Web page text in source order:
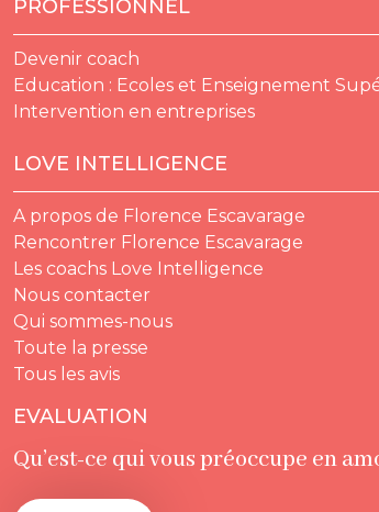
PROFESSIONNEL
Devenir coach
Education : Ecoles et Enseignement
Intervention en entreprises
LOVE INTELLIGENCE
A propos de Florence Escavarage
Rencontrer Florence Escavarage
Les coachs Love Intelligence
Nous contacter
Qui sommes-nous
Toute la presse
Tous les avis
EVALUATION
Qu’est-ce qui vous préoccupe en
-*
_ --
-*
: